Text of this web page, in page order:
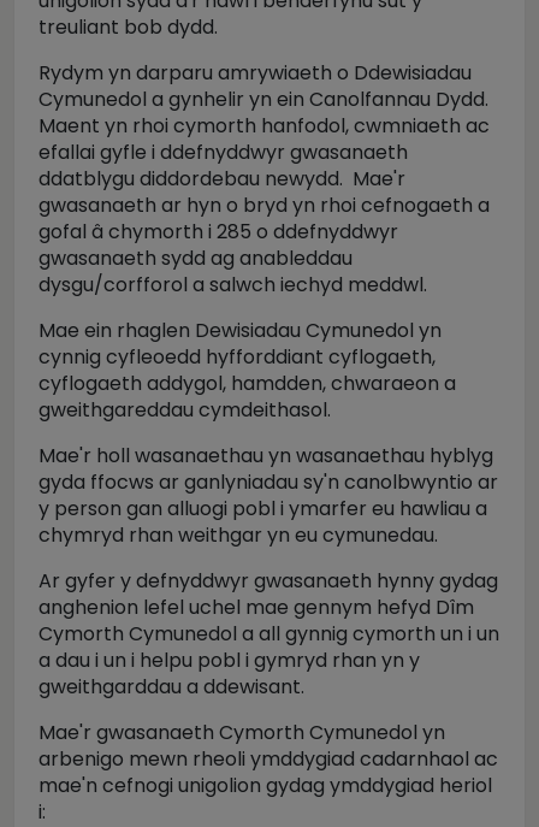
treuliant bob dydd.
Rydym yn darparu amrywiaeth o Ddewisiadau
Cymunedol a gynhelir yn ein Canolfannau Dydd.
Maent yn rhoi cymorth hanfodol, cwmniaeth ac
efallai gyfle i ddefnyddwyr gwasanaeth
ddatblygu diddordebau newydd. Mae'r
gwasanaeth ar hyn o bryd yn rhoi cefnogaeth a
gofal â chymorth i 285 o ddefnyddwyr
gwasanaeth sydd ag anableddau
dysgu/corfforol a salwch iechyd meddwl.
Mae ein rhaglen Dewisiadau Cymunedol yn
cynnig cyfleoedd hyfforddiant cyflogaeth,
cyflogaeth addygol, hamdden, chwaraeon a
gweithgareddau cymdeithasol.
Mae'r holl wasanaethau yn wasanaethau hyblyg
gyda ffocws ar ganlyniadau sy'n canolbwyntio ar
y person gan alluogi pobl i ymarfer eu hawliau a
chymryd rhan weithgar yn eu cymunedau.
Ar gyfer y defnyddwyr gwasanaeth hynny gydag
anghenion lefel uchel mae gennym hefyd Dîm
Cymorth Cymunedol a all gynnig cymorth un i un
a dau i un i helpu pobl i gymryd rhan yn y
gweithgarddau a ddewisant.
Mae'r gwasanaeth Cymorth Cymunedol yn
arbenigo mewn rheoli ymddygiad cadarnhaol ac
mae'n cefnogi unigolion gydag ymddygiad heriol
i: